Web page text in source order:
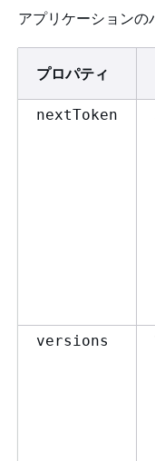
アプリケーションの
プロパティ
nextToken
versions